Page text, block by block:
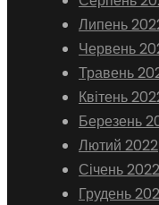
Липень
Червень
Травень
Квітень
Березень
Лютий 2022
Січень 2022
Грудень